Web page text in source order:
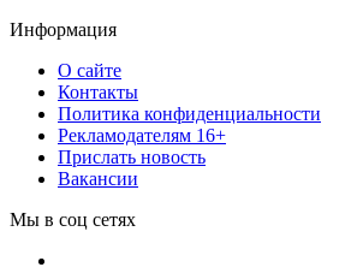
Информация
О сайте
Контакты
Политика конфиденциальности
Рекламодателям 16+
Прислать новость
Вакансии
Мы в соц сетях